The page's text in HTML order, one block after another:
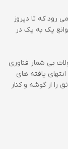
رود که تا دیروز
یک به یک در
بی شمار فناوری
یافته های
را از گوشه و کنار